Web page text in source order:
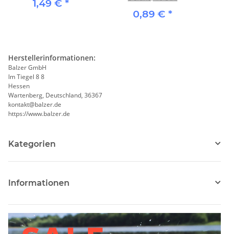
1,49 € *
0,89 € *
Herstellerinformationen:
Balzer GmbH
Im Tiegel 8 8
Hessen
Wartenberg, Deutschland, 36367
kontakt@balzer.de
https://www.balzer.de
Kategorien
Informationen